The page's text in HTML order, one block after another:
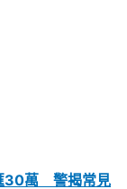
30萬 警揭常見